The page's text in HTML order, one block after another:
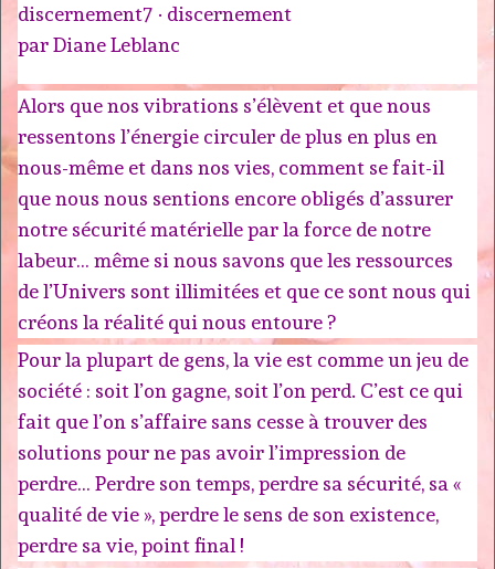
discernement7 · discernement
par Diane Leblanc
Alors que nos vibrations s’élèvent et que nous
ressentons l’énergie circuler de plus en plus en
nous-même et dans nos vies, comment se fait-il
que nous nous sentions encore obligés d’assurer
notre sécurité matérielle par la force de notre
labeur… même si nous savons que les ressources
de l’Univers sont illimitées et que ce sont nous qui
créons la réalité qui nous entoure ?
Pour la plupart de gens, la vie est comme un jeu de
société : soit l’on gagne, soit l’on perd. C’est ce qui
fait que l’on s’affaire sans cesse à trouver des
solutions pour ne pas avoir l’impression de
perdre… Perdre son temps, perdre sa sécurité, sa «
qualité de vie », perdre le sens de son existence,
perdre sa vie, point final !